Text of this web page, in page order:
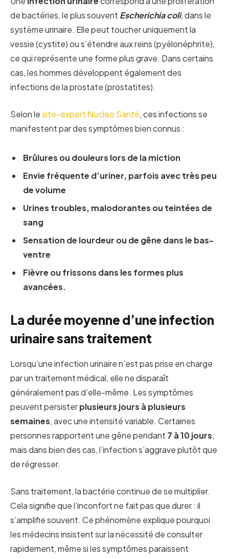
de bactéries, le plus souvent Escherichia coli, dans le
système urinaire. Elle peut toucher uniquement la
vessie (cystite) ou s’étendre aux reins (pyélonéphrite),
ce qui représente une forme plus grave. Dans certains
cas, les hommes développent également des
infections de la prostate (prostatites).
Selon lesite-expert Nucleo Santé, ces infections se
manifestent par des symptômes bien connus :
Brûlures ou douleurs lors de la miction
Envie fréquente d’uriner, parfois avec très peu
de volume
Urines troubles, malodorantes ou teintées de
sang
Sensation de lourdeur ou de gêne dans le bas-
ventre
Fièvre ou frissons dans les formes plus
avancées.
La durée moyenne d’une infection
urinaire sans traitement
Lorsqu’une infection urinaire n’est pas prise en charge
par un traitement médical, elle ne disparaît
généralement pas d’elle-même. Les symptômes
peuvent persisterplusieurs jours à plusieurs
semaines, avec une intensité variable. Certaines
personnes rapportent une gêne pendant 7 à 10 jours,
mais dans bien des cas, l’infection s’aggrave plutôt que
de régresser.
Sans traitement, la bactérie continue de se multiplier.
Cela signifie que l’inconfort ne fait pas que durer : il
s’amplifie souvent. Ce phénomène explique pourquoi
les médecins insistent sur la nécessité de consulter
rapidement, même si les symptômes paraissent